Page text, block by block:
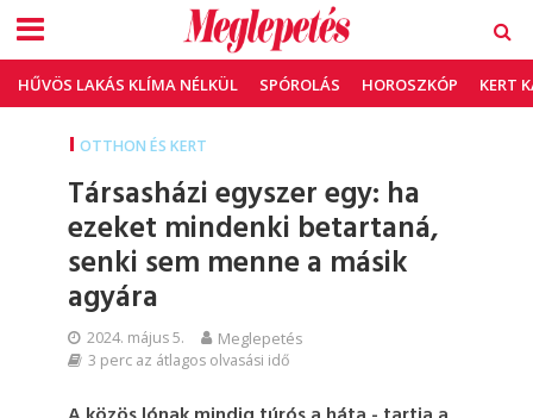
HŰVÖS LAKÁS KLÍMA NÉLKÜL SPÓROLÁS HOROSZKÓP KERT
OTTHON ÉS KERT
Társasházi egyszer egy: ha
ezeket mindenki betartaná,
senki sem menne a másik
agyára
2024. május 5. Meglepetés
3 perc az átlagos olvasási idő